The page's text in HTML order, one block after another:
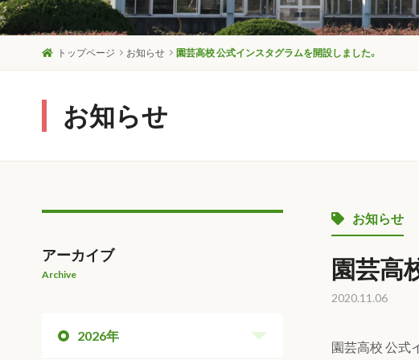
トップページ お知らせ 園芸高校 公式インスタグラムを開設しました。
お知らせ
お知らせ
園芸高
2020.11.06
園芸高校 公式
アーカイブ
Archive
2026年